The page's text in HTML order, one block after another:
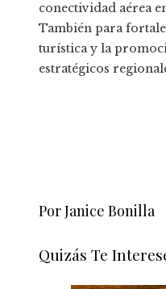
conectividad aérea
También para
turística y la
estratégicos
Por Janice Bonilla
Quizás Te